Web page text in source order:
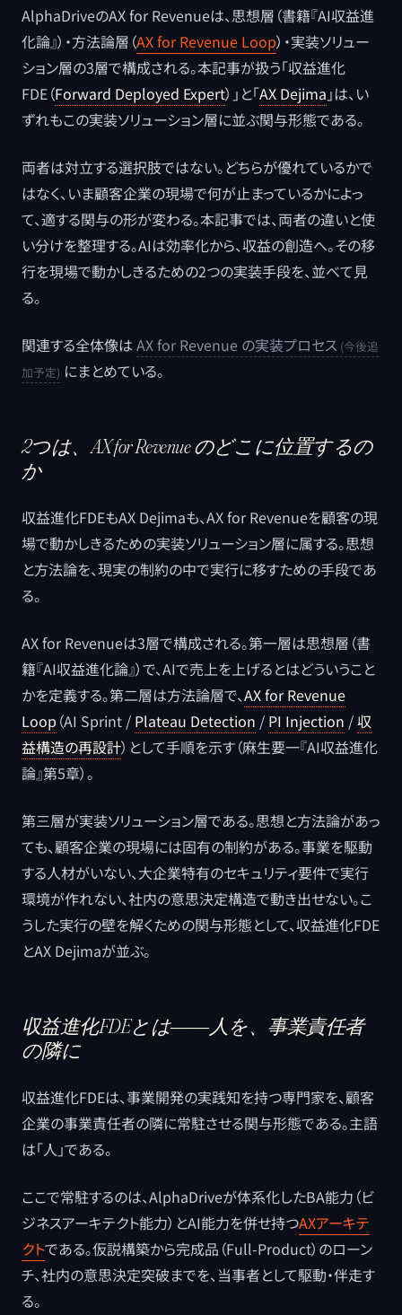
AlphaDriveのAX for Revenueは、思想層（書籍『AI収益進
化論』）・方法論層（AX for Revenue Loop）・実装ソリュー
ション層の3層で構成される。本記事が扱う「収益進化
FDE（Forward Deployed Expert）」と「AX Dejima 」は、い
ずれもこの実装ソリューション層に並ぶ関与形態である。
両者は対立する選択肢ではない。どちらが優れているかで
はなく、いま顧客企業の現場で何が止まっているかによっ
て、適する関与の形が変わる。本記事では、両者の違いと使
い分けを整理する。AIは効率化から、収益の創造へ。その移
行を現場で動かしきるための2つの実装手段を、並べて見
る。
関連する全体像は AX for Revenue の実装プロセス
にまとめている。
2つは、AX for Revenue のどこに位置するの
か
収益進化FDEもAX Dejimaも、AX for Revenueを顧客の現
場で動かしきるための実装ソリューション層に属する。思想
と方法論を、現実の制約の中で実行に移すための手段であ
る。
AX for Revenueは3層で構成される。第一層は思想層（書
籍『AI収益進化論』）で、AIで売上を上げるとはどういうこと
かを定義する。第二層は方法論層で、AX for Revenue
Loop （AI Sprint / Plateau Detection / PI Injection /収
益構造の再設計）として手順を示す（麻生要一『AI収益進化
論』第5章）。
第三層が実装ソリューション層である。思想と方法論があっ
ても、顧客企業の現場には固有の制約がある。事業を駆動
する人材がいない、大企業特有のセキュリティ要件で実行
環境が作れない、社内の意思決定構造で動き出せない。こ
うした実行の壁を解くための関与形態として、収益進化FDE
とAX Dejimaが並ぶ。
収益進化FDEとは――人を、事業責任者
の隣に
収益進化FDEは、事業開発の実践知を持つ専門家を、顧客
企業の事業責任者の隣に常駐させる関与形態である。主語
は「人」である。
ここで常駐するのは、AlphaDriveが体系化したBA能力（ビ
ジネスアーキテクト能力）とAI能力を併せ持つAXアーキテ
クトである。仮説構築から完成品（Full-Product）のローン
チ、社内の意思決定突破までを、当事者として駆動・伴走す
る。